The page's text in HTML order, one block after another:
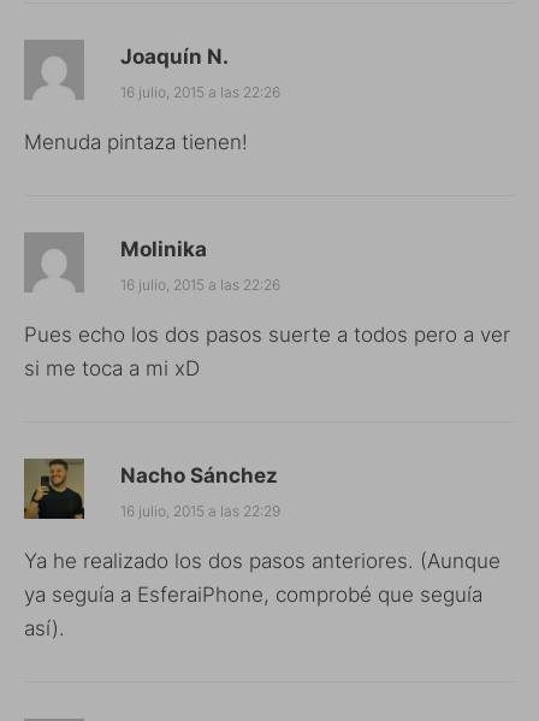
Joaquín N.
16 julio, 2015 a las 22:26
Menuda pintaza tienen!
Molinika
16 julio, 2015 a las 22:26
Pues echo los dos pasos suerte a todos pero a ver
si me toca a mi xD
Nacho Sánchez
16 julio, 2015 a las 22:29
Ya he realizado los dos pasos anteriores. (Aunque
ya seguía a EsferaiPhone, comprobé que seguía
así).